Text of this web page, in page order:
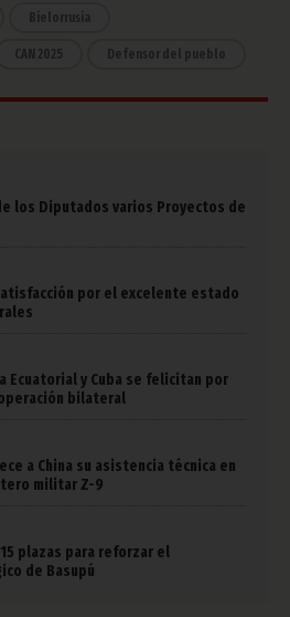
Bielorrusia
CAN 2025 Defensor del pueblo
los Diputados varios Proyectos de
por el excelente estado
Ecuatorial y Cuba se felicitan por
bilateral
a China su asistencia técnica en
militar Z-9
plazas para reforzar el
de Basupú